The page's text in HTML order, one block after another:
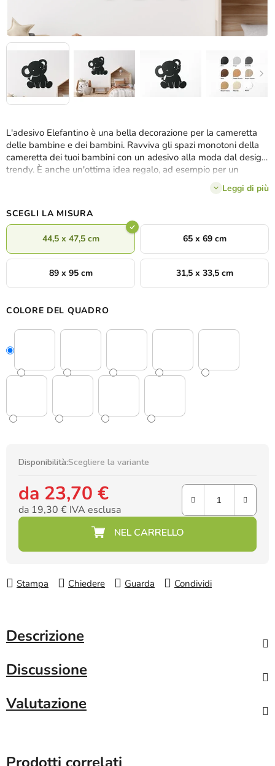
L'adesivo Elefantino è una bella decorazione per la cameretta
delle bambine e dei bambini. Ravviva gli spazi monotoni della
cameretta dei tuoi bambini con un adesivo alla moda dal design
trendy. È anche un'ottima idea regalo, ad esempio per un
Leggi di più
SCEGLI LA MISURA
44,5 x 47,5 cm 65 x 69 cm
89 x 95 cm 31,5 x 33,5 cm
COLORE DEL QUADRO
Disponibilità:Scegliere la variante
da 23,70 €
da 19,30 € IVA esclusa
Prezzo della misura:
Stampa Chiedere Guarda Condividi
Descrizione
Discussione
Valutazione